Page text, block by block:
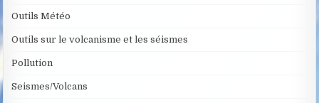
Outils Météo
Outils sur le volcanisme et les séismes
Pollution
Seismes/Volcans